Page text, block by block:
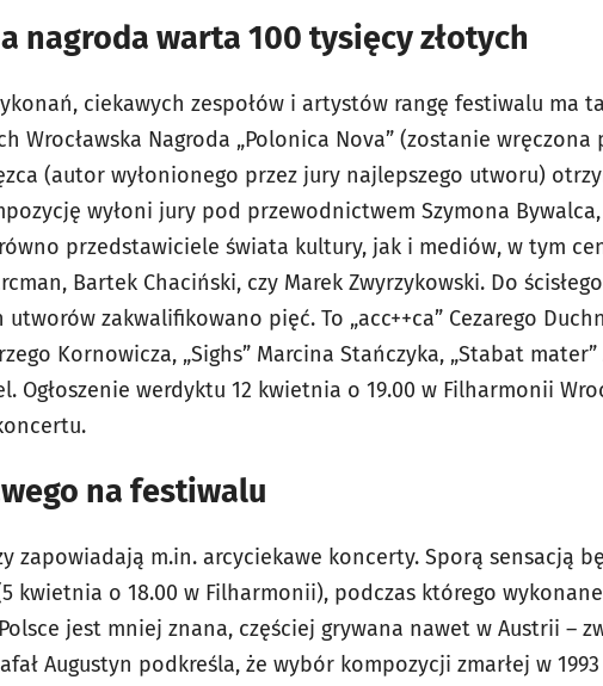
nagroda warta 100 tysięcy złotych
ciekawych zespołów i artystów rangę festiwalu ma
Wrocławska Nagroda „Polonica Nova” (zostanie
(autor wyłonionego przez jury najlepszego utworu)
wyłoni jury pod przewodnictwem Szymona
przedstawiciele świata kultury, jak i mediów, w tym
Bartek Chaciński, czy Marek Zwyrzykowski. Do
utworów zakwalifikowano pięć. To „acc++ca” Cezarego
Kornowicza, „Sighs” Marcina Stańczyka, „Stabat
Ogłoszenie werdyktu 12 kwietnia o 19.00 w Filharmonii
na festiwalu
zapowiadają m.in. arcyciekawe koncerty. Sporą sensacją
kwietnia o 18.00 w Filharmonii), podczas którego
jest mniej znana, częściej grywana nawet w Austrii –
Augustyn podkreśla, że wybór kompozycji zmarłej w